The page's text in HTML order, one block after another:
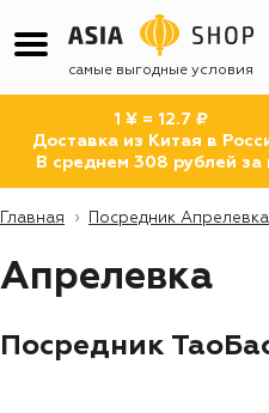
самые выгодные условия
1 ¥ = 12.7 ₽
Доставка из Китая в
В среднем 308 рублей за
Главная Посредник Апрелевка
Апрелевка
Посредник